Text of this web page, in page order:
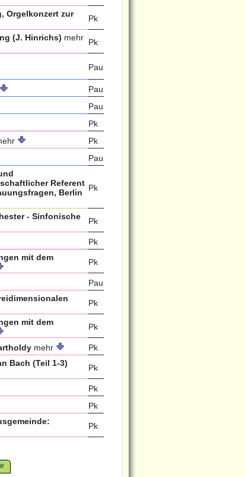
Orgelkonzert zur
Pk
(J. Hinrichs) mehr Pk
Pau
Pau
Pau
Pk
Pk
Pau
Referent
Berlin
Pk
- Sinfonische
Pk
Pk
mit dem
Pk
Pau
Pk
mit dem
Pk
mehr Pk
Bach (Teil 1-3)
Pk
Pk
Pk
Pk